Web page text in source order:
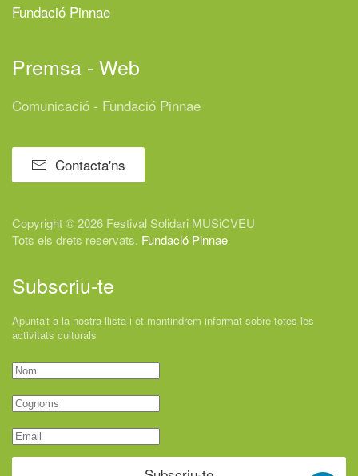
Fundació Pinnae
Premsa - Web
Comunicació - Fundació Pinnae
Contacta'ns
Copyright © 2026 Festival Solidari MUSiCVEU
Tots els drets reservats. Fundació Pinnae
Subscriu-te
Apunta't a la nostra llista i et mantindrem informat sobre totes les
activitats culturals